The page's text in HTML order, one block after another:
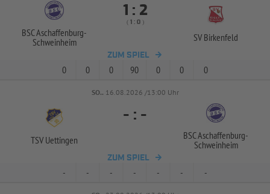
BSC Aschaffenburg-
Schweinheim
 : 
(  :  )
SV Birkenfeld
ZUM SPIEL
0 0 0 90 0 0 0
SO.. 16.08.2026 /13:00 Uhr
TSV Uettingen
- : -
BSC Aschaffenburg-
Schweinheim
ZUM SPIEL
- - - - - - -